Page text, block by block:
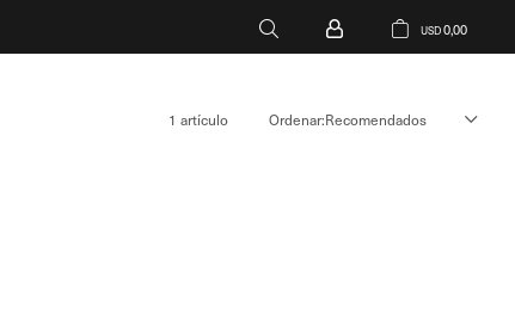
USD0,00
1 artículo Recomendados